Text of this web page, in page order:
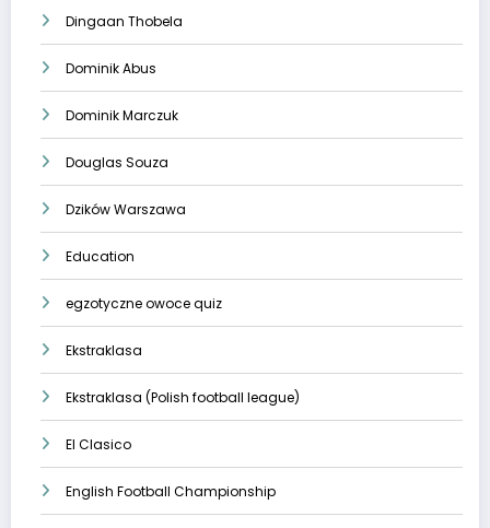
Dingaan Thobela
Dominik Abus
Dominik Marczuk
Douglas Souza
Dzików Warszawa
Education
egzotyczne owoce quiz
Ekstraklasa
Ekstraklasa (Polish football league)
El Clasico
English Football Championship